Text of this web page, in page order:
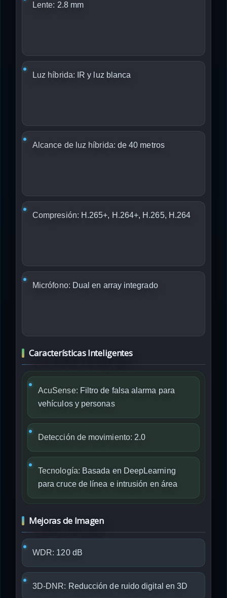
Lente: 2.8 mm
Luz híbrida: IR y luz blanca
Alcance de luz híbrida: de 40 metros
Compresión: H.265+, H.264+, H.265, H.264
Micrófono: Dual en array integrado
Características Inteligentes
AcuSense: Filtro de falsa alarma para
vehículos y personas
Detección de movimiento: 2.0
Tecnología: Basada en DeepLearning
para cruce de línea e intrusión en área
Mejoras de Imagen
WDR: 120 dB
3D-DNR: Reducción de ruido digital en 3D